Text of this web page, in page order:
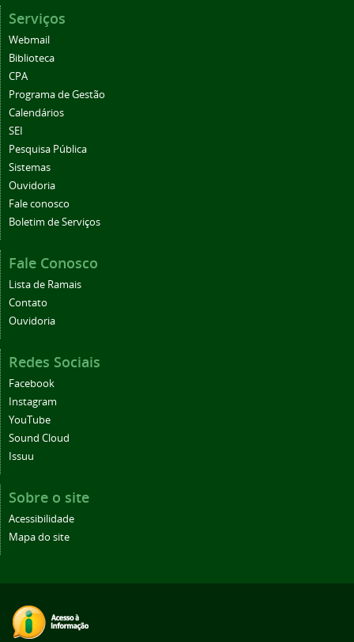
Serviços
Webmail
Biblioteca
CPA
Programa de Gestão
Calendários
SEI
Pesquisa Pública
Sistemas
Ouvidoria
Fale conosco
Boletim de Serviços
Fale Conosco
Lista de Ramais
Contato
Ouvidoria
Redes Sociais
Facebook
Instagram
YouTube
Sound Cloud
Issuu
Sobre o site
Acessibilidade
Mapa do site